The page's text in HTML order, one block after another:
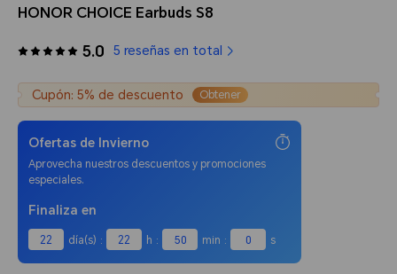
HONOR CHOICE Earbuds S8
5.0 5 reseñas en total
Cupón: 5% de descuento Obtener
Ofertas de Invierno
Aprovecha nuestros descuentos y promociones
especiales.
Finaliza en
22 día(s) : 22 h : 50 min : 0 s